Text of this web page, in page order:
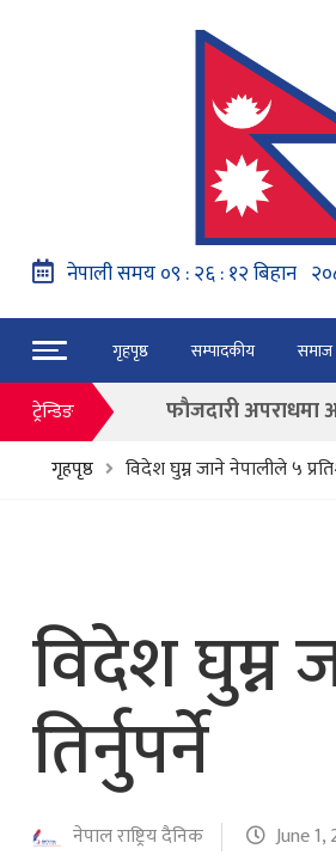
गृहपृष्ठ सम्पादकीय समाज
ट्रेन्डिङ
नेपाल वायुसेवाको
हङ्गेरी सरकारले एकल
फाैजदारी अपराधमा
बाढी पहिरोका
गृहपृष्ठ विदेश घुम्न जाने नेपालीले ५
विदेश घुम्न
तिर्नुपर्ने
नेपाल राष्ट्रिय दैनिक June 1,